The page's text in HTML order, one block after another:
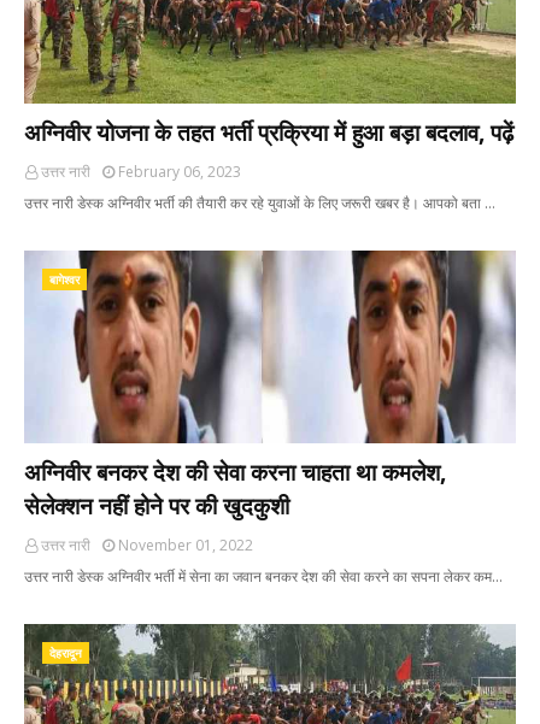
अग्निवीर योजना के तहत भर्ती प्रक्रिया में हुआ बड़ा बदलाव, पढ़ें
उत्तर नारी
February 06, 2023
उत्तर नारी डेस्क अग्निवीर भर्ती की तैयारी कर रहे युवाओं के लिए जरूरी खबर है। आपको बता …
बागेश्वर
अग्निवीर बनकर देश की सेवा करना चाहता था कमलेश,
सेलेक्शन नहीं होने पर की खुदकुशी
उत्तर नारी
November 01, 2022
उत्तर नारी डेस्क अग्निवीर भर्ती में सेना का जवान बनकर देश की सेवा करने का सपना लेकर कम…
देहरादून